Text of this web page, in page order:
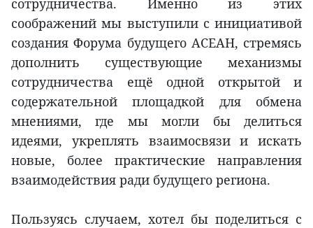
соображений мы выступили с инициативой
создания Форума будущего АСЕАН, стремясь
дополнить существующие механизмы
сотрудничества ещё одной открытой и
содержательной площадкой для обмена
мнениями, где мы могли бы делиться
идеями, укреплять взаимосвязи и искать
новые, более практические направления
взаимодействия ради будущего региона.
Пользуясь случаем, хотел бы поделиться с